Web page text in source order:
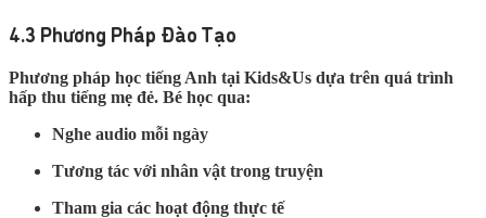
4.3 Phương Pháp Đào Tạo
Phương pháp học tiếng Anh tại Kids&Us dựa trên quá trình
hấp thu tiếng mẹ đẻ. Bé học qua:
Nghe audio mỗi ngày
Tương tác với nhân vật trong truyện
Tham gia các hoạt động thực tế